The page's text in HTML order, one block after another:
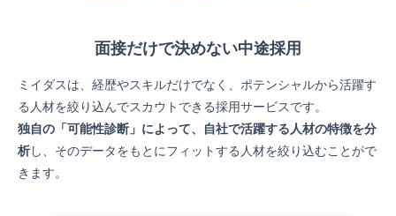
面接だけで決めない中途採用
ミイダスは、経歴やスキルだけでなく、ポテンシャルから活躍す
る人材を絞り込んでスカウトできる採用サービスです。
独自の「可能性診断」によって、自社で活躍する人材の特徴を分
析し、そのデータをもとにフィットする人材を絞り込むことがで
きます。